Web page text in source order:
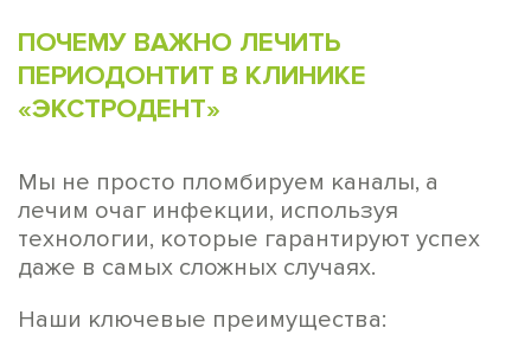
ПОЧЕМУ ВАЖНО ЛЕЧИТЬ
ПЕРИОДОНТИТ В КЛИНИКЕ
«ЭКСТРОДЕНТ»
Мы не просто пломбируем каналы, а
лечим очаг инфекции, используя
технологии, которые гарантируют успех
даже в самых сложных случаях.
Наши ключевые преимущества: